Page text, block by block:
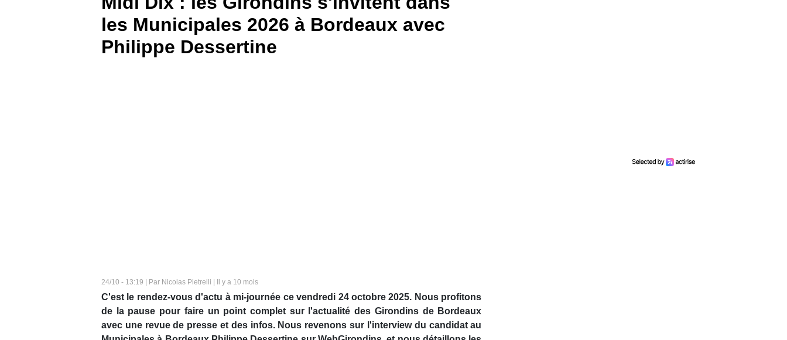
les Municipales 2026 à Bordeaux avec
Philippe Dessertine
24/10 - 13:19 | Par Nicolas Pietrelli | Il y a 10 mois
C'est le rendez-vous d'actu à mi-journée ce vendredi 24 octobre 2025. Nous profitons
de la pause pour faire un point complet sur l'actualité des Girondins de Bordeaux
avec une revue de presse et des infos. Nous revenons sur l'interview du candidat au